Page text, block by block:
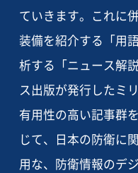
ていきます。これに
装備を紹介する「用
析する「ニュース解
ス出版が発行したミ
有用性の高い記事群
じて、日本の防衛に
用な、防衛情報のデ